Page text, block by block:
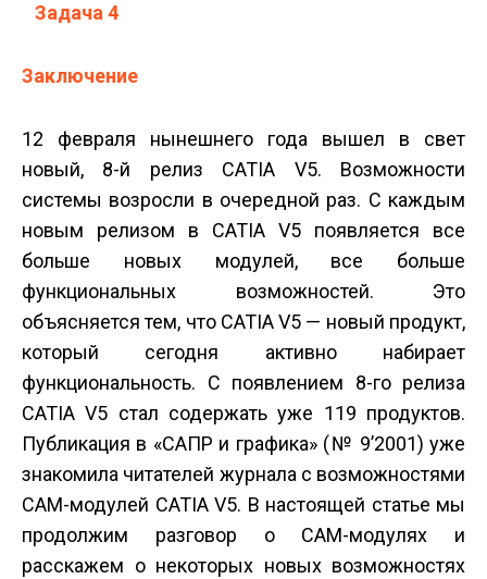
Задача 4
Заключение
12 февраля нынешнего года вышел в свет
новый, 8-й релиз CATIA V5. Возможности
системы возросли в очередной раз. С каждым
новым релизом в CATIA V5 появляется все
больше новых модулей, все больше
функциональных возможностей. Это
объясняется тем, что CATIA V5 — новый продукт,
который сегодня активно набирает
функциональность. С появлением 8-го релиза
CATIA V5 стал содержать уже 119 продуктов.
Публикация в «САПР и графика» (№ 9’2001) уже
знакомила читателей журнала с возможностями
CAM-модулей CATIA V5. В настоящей статье мы
продолжим разговор о CAM-модулях и
расскажем о некоторых новых возможностях